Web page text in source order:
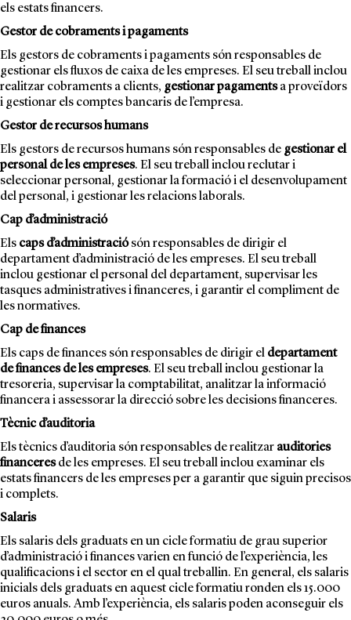
els estats financers.
Gestor de cobraments i pagaments
Els gestors de cobraments i pagaments són responsables de
gestionar els fluxos de caixa de les empreses. El seu treball inclou
realitzar cobraments a clients, gestionar pagamentsa proveïdors
i gestionar els comptes bancaris de l’empresa.
Gestor de recursos humans
Els gestors de recursos humans són responsables de gestionar el
personal de les empreses. El seu treball inclou reclutar i
seleccionar personal, gestionar la formació i el desenvolupament
del personal, i gestionar les relacions laborals.
Cap d’administració
Els caps d’administraciósón responsables de dirigir el
departament d’administració de les empreses. El seu treball
inclou gestionar el personal del departament, supervisar les
tasques administratives i financeres, i garantir el compliment de
les normatives.
Cap de finances
Els caps de finances són responsables de dirigir el departament
de finances de les empreses. El seu treball inclou gestionar la
tresoreria, supervisar la comptabilitat, analitzar la informació
financera i assessorar la direcció sobre les decisions financeres.
Tècnic d’auditoria
Els tècnics d’auditoria són responsables de realitzar auditories
financeresde les empreses. El seu treball inclou examinar els
estats financers de les empreses per a garantir que siguin precisos
i complets.
Salaris
Els salaris dels graduats en un cicle formatiu de grau superior
d’administració i financesvarien en funció de l’experiència, les
qualificacions i el sector en el qual treballin. En general, els salaris
inicials dels graduats en aquest cicle formatiu ronden els 15.000
euros anuals. Amb l’experiència, els salaris poden aconseguir els